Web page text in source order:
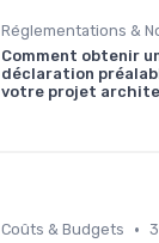
Comment obtenir
déclaration
votre projet
Coûts & Budgets •